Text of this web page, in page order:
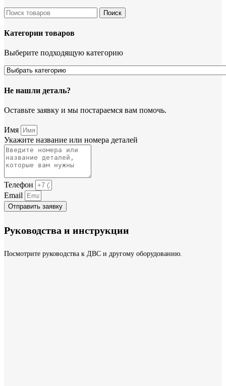
Поиск
Категории товаров
Выберите подходящую категорию
Не нашли деталь?
Оставьте заявку и мы постараемся вам помочь.
Имя
Укажите название или номера деталей
Телефон
Email
Отправить заявку
Руководства и инструкции
Посмотрите руководства к ДВС и другому оборудованию.